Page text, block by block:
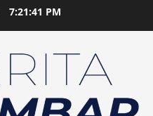
7:21:42 PM